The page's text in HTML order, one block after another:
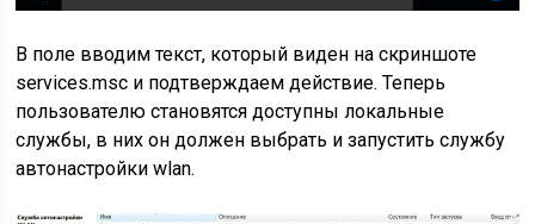
В поле вводим текст, который виден на скриншоте
services.msc и подтверждаем действие. Теперь
пользователю становятся доступны локальные
службы, в них он должен выбрать и запустить службу
автонастройки wlan.